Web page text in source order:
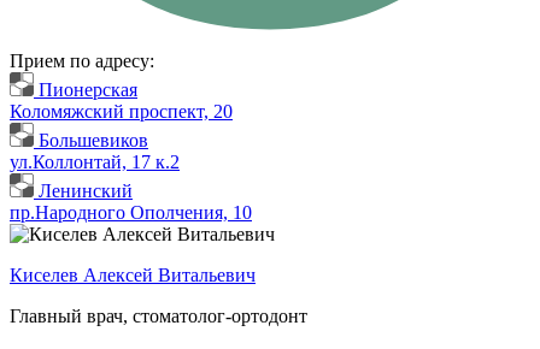
Прием по адресу:
Пионерская
Коломяжский проспект, 20
Большевиков
ул.Коллонтай, 17 к.2
Ленинский
пр.Народного Ополчения, 10
Киселев Алексей Витальевич
Главный врач, стоматолог-ортодонт